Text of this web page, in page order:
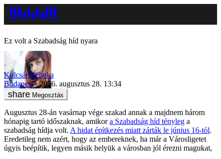
Ez volt a Szabadság híd nyara
Kulcsár Rebeka
Budapest
2016. augusztus 28. 13:34
Megosztás
Augusztus 28-án vasárnap vége szakad annak a majdnem három
hónapig tartó időszaknak, amikora Szabadság híd tényleg a
szabadság hídja volt. A hidat építkezés miatt zárták le június 16-tól.
Eredetileg nem azért, hogy az embereknek, ha már a Városligetet
úgyis beépítik, legyen másik helyük a városban jól érezni magukat,